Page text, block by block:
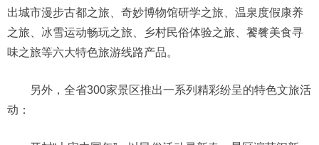
出城市漫步古都之旅、奇妙博物馆研学之旅、温泉度假康养
之旅、冰雪运动畅玩之旅、乡村民俗体验之旅、饕餮美食寻
味之旅等六大特色旅游线路产品。
另外，全省300家景区推出一系列精彩纷呈的特色文旅活
动：